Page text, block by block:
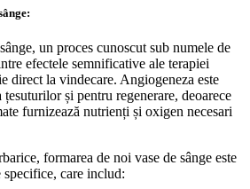
un proces cunoscut sub numele de
efectele semnificative ale terapiei
direct la vindecare. Angiogeneza este
țesuturilor și pentru regenerare, deoarece
furnizează nutrienți și oxigen necesari
formarea de noi vase de sânge este
care includ: